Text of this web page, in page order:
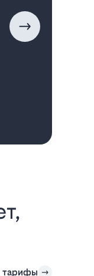
тарифы